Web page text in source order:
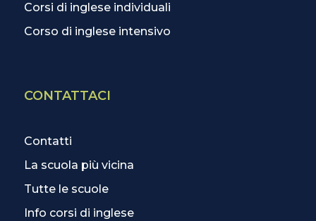
Corsi di inglese individuali
Corso di inglese intensivo
CONTATTACI
Contatti
La scuola più vicina
Tutte le scuole
Info corsi di inglese